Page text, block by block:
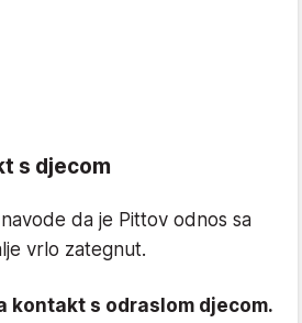
s djecom
da je Pittov odnos sa
vrlo zategnut.
kontakt s odraslom djecom.